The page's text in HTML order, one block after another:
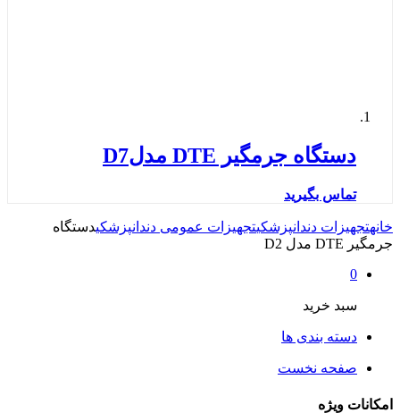
دستگاه جرمگیر DTE مدلD7
تماس بگیرید
خانهتجهیزات دندانپزشکیتجهیزات عمومی دندانپزشکیدستگاه
جرمگیر DTE مدل D2
0
سبد خرید
دسته بندی ها
صفحه نخست
امکانات ویژه